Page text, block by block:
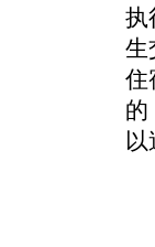
执
生
住
的
以